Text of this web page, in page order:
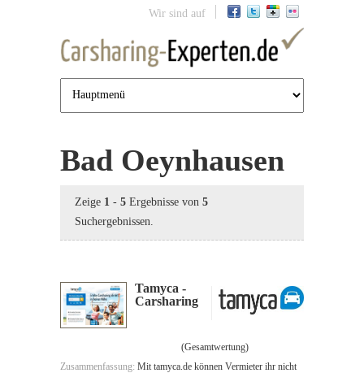
Jump to navigation
Wir sind auf
Bad Oeynhausen
Zeige 1 - 5 Ergebnisse von 5
Suchergebnissen.
Tamyca -
Carsharing
(Gesamtwertung)
Zusammenfassung: Mit tamyca.de können Vermieter ihr nicht